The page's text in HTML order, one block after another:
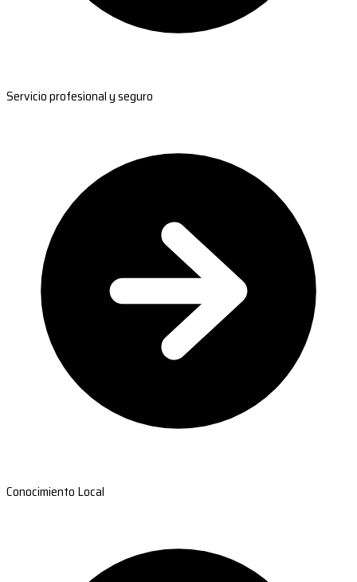
Servicio profesional y seguro
Conocimiento Local